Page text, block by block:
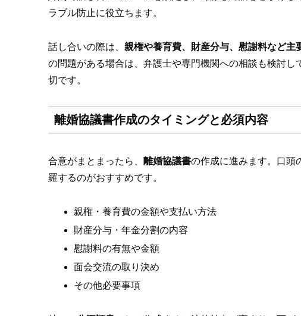
ラブル防止に役立ちます。
話し合いの際は、 親権や養育費、財産分与、慰謝料など主
の問題がある場合は、弁護士や専門機関への相談も検討
切です。
離婚協議書作成のタイミングと必須内容
合意がまとまったら、 離婚協議書の作成に進みます。口頭
羅するのがおすすめです。
親権・養育費の金額や支払い方法
財産分与・年金分割の内容
慰謝料の有無や金額
面会交流の取り決め
その他必要事項